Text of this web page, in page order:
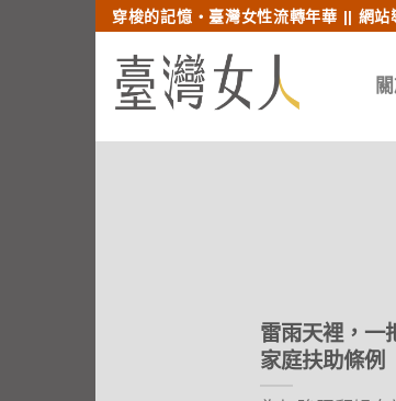
跳至內文
跳至索引列
穿梭的記憶‧臺灣女性流轉年華 || 網站
雷雨天裡，一
家庭扶助條例